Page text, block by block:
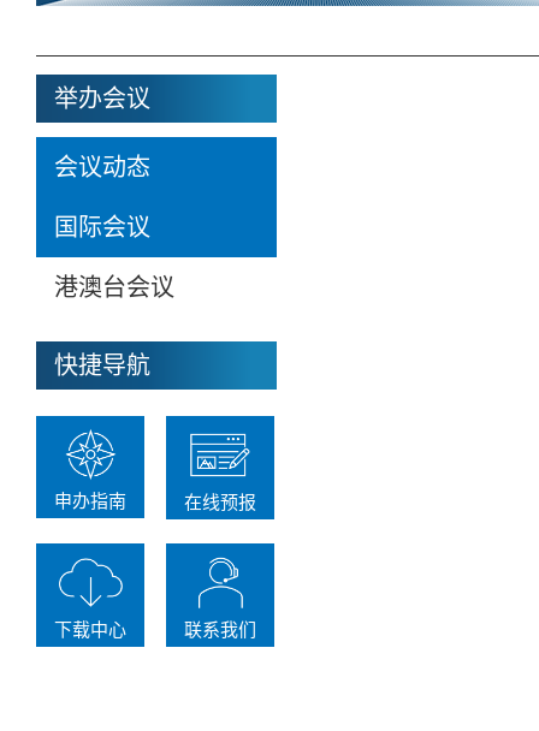
举办会议
会议动态
国际会议
港澳台会议
快捷导航
申办指南 在线预报
下载中心 联系我们